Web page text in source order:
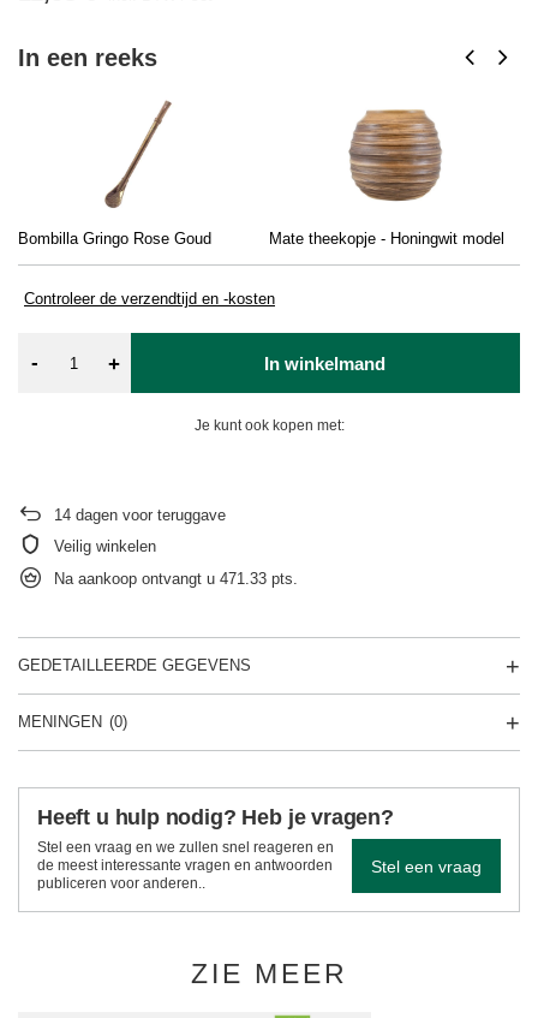
In een reeks
Bombilla Gringo Rose Goud Mate theekopje - Honingwit model
Controleer de verzendtijd en -kosten
- + In winkelmand
Je kunt ook kopen met:
14 dagen voor teruggave
Veilig winkelen
Na aankoop ontvangt u 471.33 pts.
GEDETAILLEERDE GEGEVENS
MENINGEN (0)
Heeft u hulp nodig? Heb je vragen?
Stel een vraag en we zullen snel reageren en
de meest interessante vragen en antwoorden
publiceren voor anderen..
Stel een vraag
ZIE MEER